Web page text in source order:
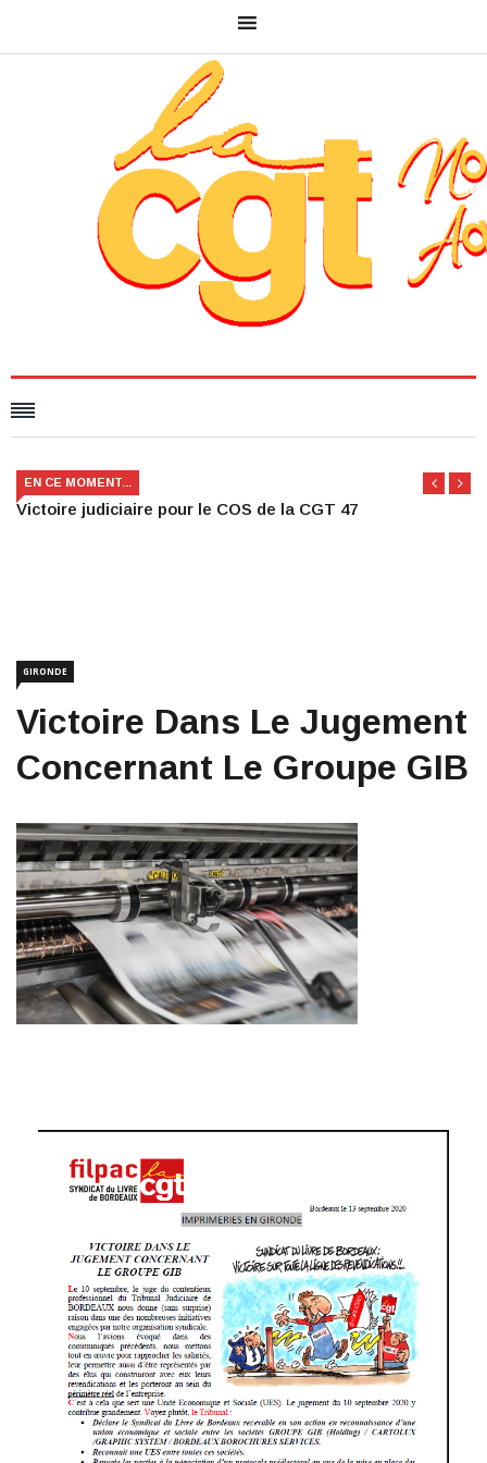
EN CE MOMENT...
Victoire judiciaire pour le COS de la CGT 47
GIRONDE
Victoire Dans Le Jugement
Concernant Le Groupe GIB